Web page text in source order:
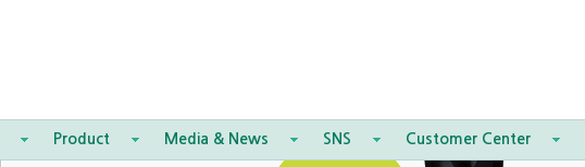
Product Media & News SNS Customer Center